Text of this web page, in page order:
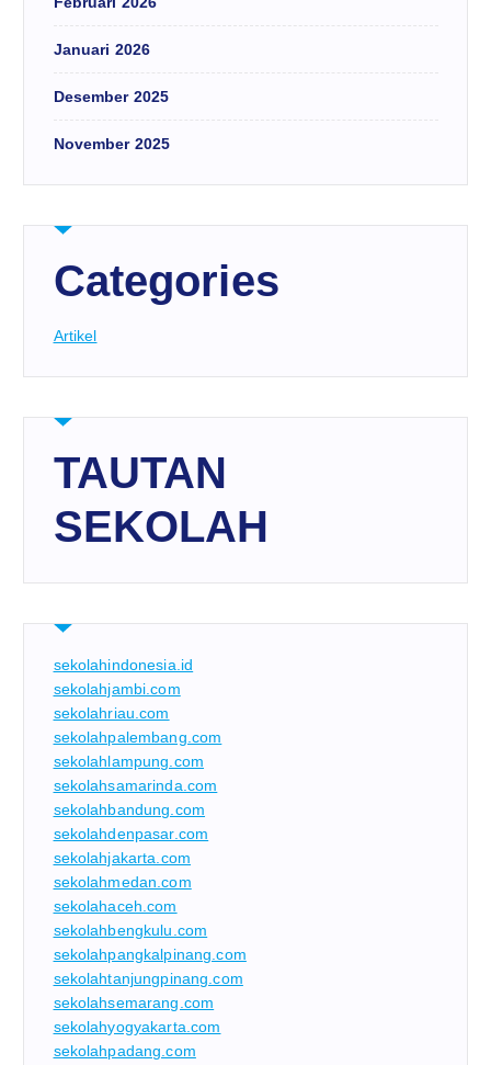
Januari 2026
Desember 2025
November 2025
Categories
Artikel
TAUTAN
SEKOLAH
sekolahindonesia.id
sekolahjambi.com
sekolahriau.com
sekolahpalembang.com
sekolahlampung.com
sekolahsamarinda.com
sekolahbandung.com
sekolahdenpasar.com
sekolahjakarta.com
sekolahmedan.com
sekolahaceh.com
sekolahbengkulu.com
sekolahpangkalpinang.com
sekolahtanjungpinang.com
sekolahsemarang.com
sekolahyogyakarta.com
sekolahpadang.com